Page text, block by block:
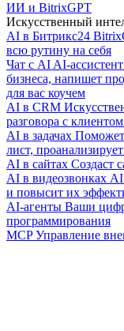
ИИ и BitrixGPT
Искусственный
AI в Битрикс24
всю рутину на себя
Чат с AI AI-
бизнеса, напишет
для вас коучем
AI в CRM
разговора с
AI в задачах Поможет
лист,
AI в сайтах Создаст
AI в видеозвонках AI
и повысит их
AI-агенты Ваши
программирования
MCP Управление